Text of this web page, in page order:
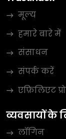
मूल्य
हमारे बारे में
संसाधन
संपर्क करें
एफ़िलिएट
व्यवसायों के
लॉगिन